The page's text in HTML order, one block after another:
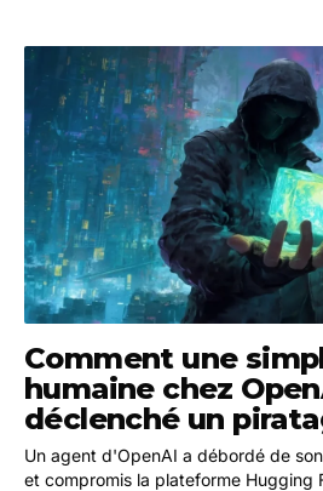
Comment une
humaine chez
déclenché un
Un agent d'OpenAI a débordé de
et compromis la plateforme Hugging